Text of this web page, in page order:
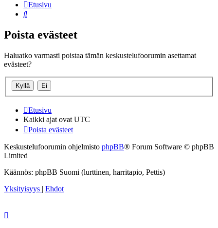
Etusivu
Etsi
Poista evästeet
Haluatko varmasti poistaa tämän keskustelufoorumin asettamat
evästeet?
Etusivu
Kaikki ajat ovat UTC
Poista evästeet
Keskustelufoorumin ohjelmisto phpBB® Forum Software © phpBB
Limited
Käännös: phpBB Suomi (lurttinen, harritapio, Pettis)
Yksityisyys | Ehdot